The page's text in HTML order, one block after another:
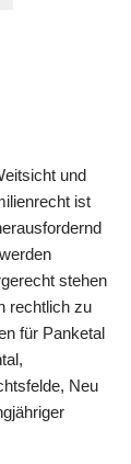
und
ist
stehen
rechtlich zu
für Panketal
Neu